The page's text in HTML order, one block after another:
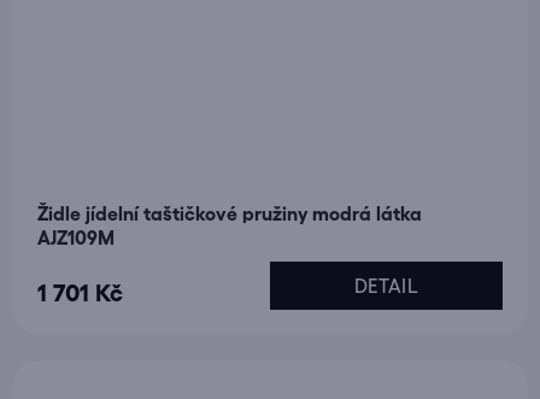
Židle jídelní taštičkové pružiny modrá látka
AJZ109M
1 701 Kč DETAIL